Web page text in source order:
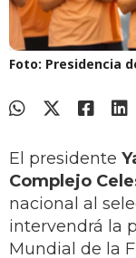
Foto: Presidencia
El presidente
Complejo
nacional al
intervendrá la
Mundial de la